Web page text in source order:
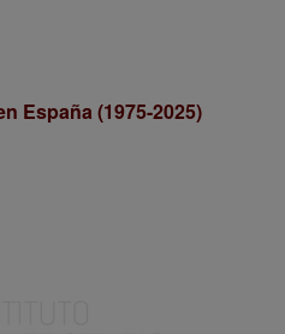
España (1975-2025)